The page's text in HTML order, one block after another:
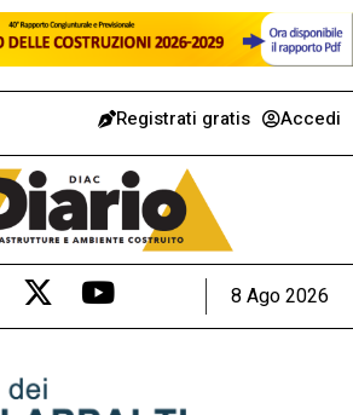
Registrati gratis Accedi
8 Ago 2026